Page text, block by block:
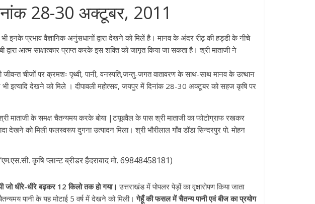
28-30 अक्टूबर, 2011
भी इनके प्रभाव वैज्ञानिक अनुंसधानों द्वारा देखने को मिलें है। मानव के अंदर रीढ़ की हड्डी के नीचे
आत्म साक्षात्कार प्राप्त करके इस शक्ति को जागृत किया जा सकता है। श्री माताजी ने
चीजों पर क्रमशः पृथ्वी, पानी, वनस्पति,जन्तु-जगत वातावरण के साथ-साथ मानव के उत्थान
इत्यादि देखने को मिले । दीपावली महोत्सव, जयपुर में दिनांक 28-30 अक्टूबर को सहज कृषि पर
माताजी के समक्ष चैतन्यमय करके बोया |टयूबवैल के पास श्री माताजी का फोटोग्राफ रखकर
देखने को मिली फलस्वरूप दुगना उत्पादन मिला। श्री भौरीलाल गाँव डॉडा सिन्दरपुर पो. मोहन
कृषि प्लान्ट ब्रीडर हैदराबाद मो. 69848458181)
जो धीरे-धीरे बढ़कर 12 किलो तक हो गया।उत्तराखंड में पोपलर पेड़ों का वृक्षारोपण किया जाता
पानी के यह मोटाई 5 वर्ष में देखने को मिली।गेहूँ की फसल में चैतन्य पानी एवं बीज का प्रयोग